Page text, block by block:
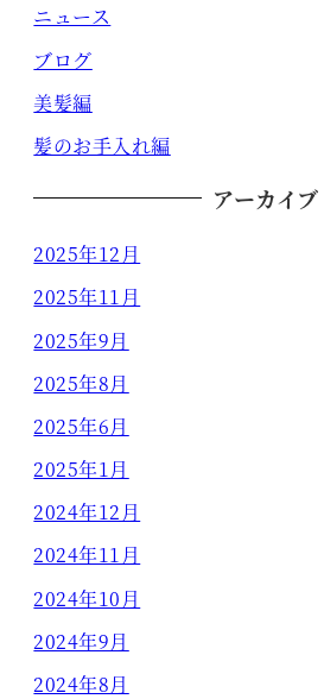
ニュース
ブログ
美髪編
髪のお手入れ編
アーカイブ
2025年12月
2025年11月
2025年9月
2025年8月
2025年6月
2025年1月
2024年12月
2024年11月
2024年10月
2024年9月
2024年8月